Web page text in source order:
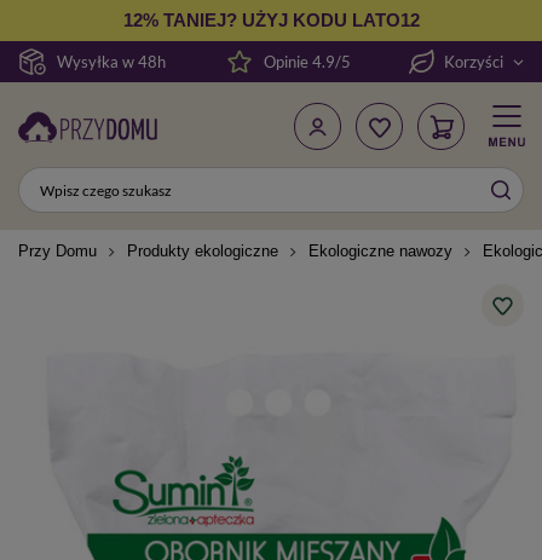
Wysyłka w 48h
12% TANIEJ? UŻYJ KODU LATO12
Opinie 4.9/5 Korzyści
Przy Domu Produkty ekologiczne Ekologiczne nawozy